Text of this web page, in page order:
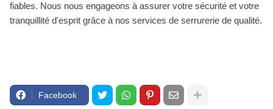
fiables. Nous nous engageons à assurer votre sécurité et votre
tranquillité d'esprit grâce à nos services de serrurerie de qualité.
Facebook